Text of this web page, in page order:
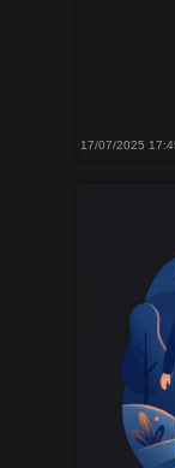
17/07/2025